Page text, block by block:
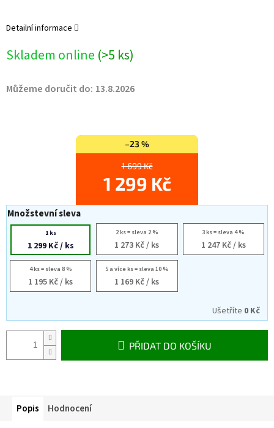
1 699 Kč
–23 %
1 299 Kč
Skladem online (>5 ks)
Můžeme doručit do: 13.8.2026
Množstevní sleva
1 ks
1 299 Kč/ ks
2 ks = sleva 2 %
1 273 Kč/ ks
3 ks = sleva 4 %
1 247 Kč/ ks
4 ks = sleva 8 %
1 195 Kč/ ks
5 a více ks = sleva 10 %
1 169 Kč/ ks
Ušetříte 0 Kč
PŘIDAT DO KOŠÍKU
Detailní informace
Popis Hodnocení